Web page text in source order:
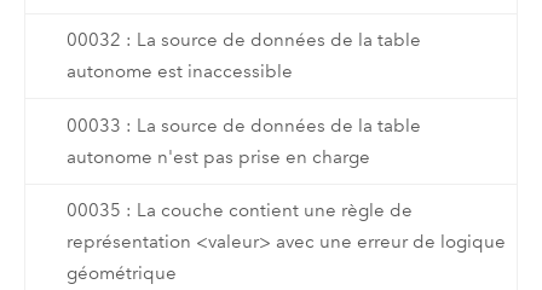
00032 : La source de données de la table
autonome est inaccessible
00033 : La source de données de la table
autonome n'est pas prise en charge
00035 : La couche contient une règle de
représentation <valeur> avec une erreur de logique
géométrique